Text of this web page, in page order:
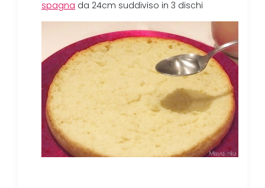
spagna da 24cm suddiviso in 3 dischi